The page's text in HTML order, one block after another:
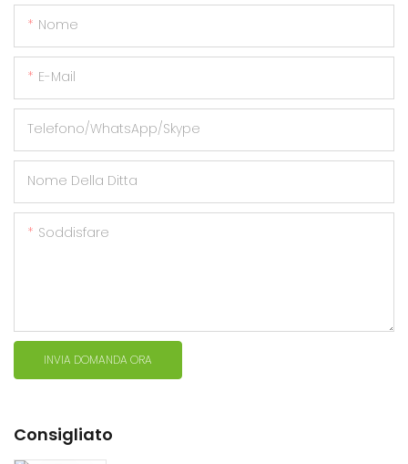
Nome
E-Mail
Telefono/WhatsApp/Skype
Nome Della Ditta
Soddisfare
INVIA DOMANDA ORA
Consigliato